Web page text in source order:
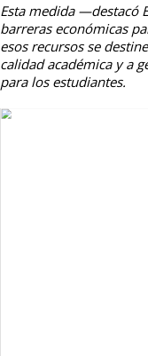
Esta medida —destacó
barreras económicas
esos recursos se
calidad académica y a
para los estudiantes.